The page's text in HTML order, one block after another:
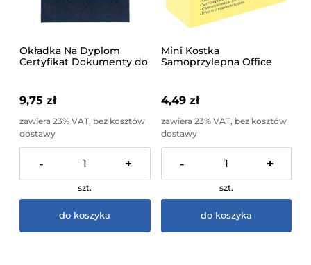
Okładka Na Dyplom
Certyfikat Dokumenty do
Granatowa
9,75 zł
zawiera 23% VAT, bez kosztów
dostawy
- +
szt.
do koszyka
Mini Kostka
Samoprzylepna Office
4,49 zł
zawiera 23% VAT, bez kosztów
dostawy
- +
szt.
do koszyka